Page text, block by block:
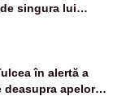
singura lui
în alertă a
deasupra apelor